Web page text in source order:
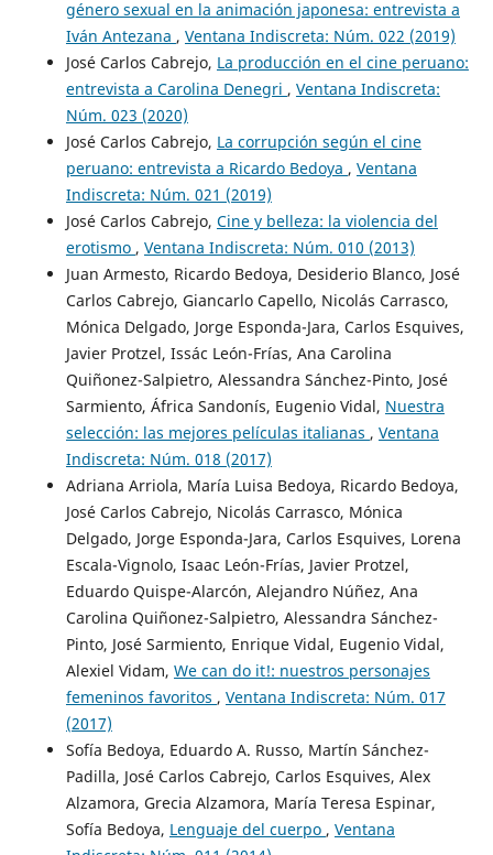
género sexual en la animación japonesa: entrevista a
Iván Antezana , Ventana Indiscreta: Núm. 022 (2019)
José Carlos Cabrejo, La producción en el cine peruano:
entrevista a Carolina Denegri , Ventana Indiscreta:
Núm. 023 (2020)
José Carlos Cabrejo, La corrupción según el cine
peruano: entrevista a Ricardo Bedoya , Ventana
Indiscreta: Núm. 021 (2019)
José Carlos Cabrejo, Cine y belleza: la violencia del
erotismo , Ventana Indiscreta: Núm. 010 (2013)
Juan Armesto, Ricardo Bedoya, Desiderio Blanco, José
Carlos Cabrejo, Giancarlo Capello, Nicolás Carrasco,
Mónica Delgado, Jorge Esponda-Jara, Carlos Esquives,
Javier Protzel, Issác León-Frías, Ana Carolina
Quiñonez-Salpietro, Alessandra Sánchez-Pinto, José
Sarmiento, África Sandonís, Eugenio Vidal, Nuestra
selección: las mejores películas italianas , Ventana
Indiscreta: Núm. 018 (2017)
Adriana Arriola, María Luisa Bedoya, Ricardo Bedoya,
José Carlos Cabrejo, Nicolás Carrasco, Mónica
Delgado, Jorge Esponda-Jara, Carlos Esquives, Lorena
Escala-Vignolo, Isaac León-Frías, Javier Protzel,
Eduardo Quispe-Alarcón, Alejandro Núñez, Ana
Carolina Quiñonez-Salpietro, Alessandra Sánchez-
Pinto, José Sarmiento, Enrique Vidal, Eugenio Vidal,
Alexiel Vidam, We can do it!: nuestros personajes
femeninos favoritos , Ventana Indiscreta: Núm. 017
(2017)
Sofía Bedoya, Eduardo A. Russo, Martín Sánchez-
Padilla, José Carlos Cabrejo, Carlos Esquives, Alex
Alzamora, Grecia Alzamora, María Teresa Espinar,
Sofía Bedoya, Lenguaje del cuerpo , Ventana